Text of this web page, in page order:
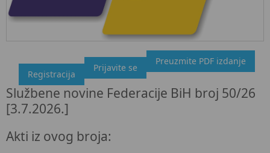
"Službeni glasnik BiH", broj 50/26 3.7.2026.
Ovdje možete preuzeti dokument, kao i obaviti kratki uvid u
sadržaj dokumenta.
Preuzmite PDF izdanje
Prijavite se
Registracija
Službene novine Federacije BiH broj 50/26
[3.7.2026.]
Akti iz ovog broja: